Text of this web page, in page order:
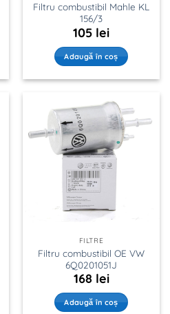
Filtru combustibil Mahle KL
156/3
105 lei
Adaugă în coș
FILTRE
Filtru combustibil OE VW
6Q0201051J
168 lei
Adaugă în coș